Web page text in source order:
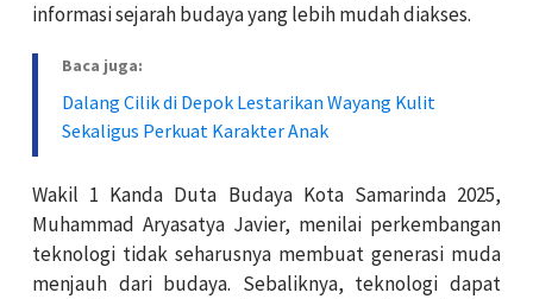
informasi sejarah budaya yang lebih mudah diakses.
Baca juga:
Dalang Cilik di Depok Lestarikan Wayang Kulit
Sekaligus Perkuat Karakter Anak
Wakil 1 Kanda Duta Budaya Kota Samarinda 2025,
Muhammad Aryasatya Javier, menilai perkembangan
teknologi tidak seharusnya membuat generasi muda
menjauh dari budaya. Sebaliknya, teknologi dapat